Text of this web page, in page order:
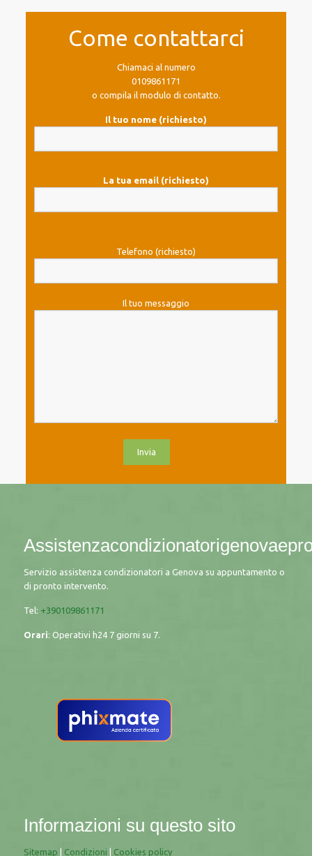
Come contattarci
Chiamaci al numero
0109861171
o compila il modulo di contatto.
Il tuo nome (richiesto)
La tua email (richiesto)
Telefono (richiesto)
Il tuo messaggio
Servizio assistenza condizionatori a Genova su appuntamento o
di pronto intervento.
Tel: +390109861171
Orari: Operativi h24 7 giorni su 7.
Informazioni su questo sito
Sitemap Condizioni Cookies policy